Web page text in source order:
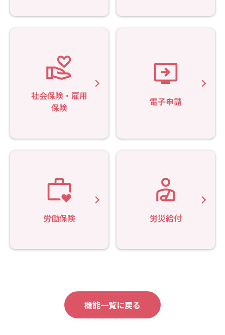
社会保険・雇用
保険
電子申請
労働保険 労災給付
機能一覧に戻る